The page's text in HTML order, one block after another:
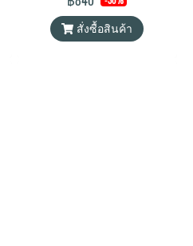
Pack PowerBank (พาวเวอร์
แบงค์) Wireless Charger
สั่งซื้อสินค้า